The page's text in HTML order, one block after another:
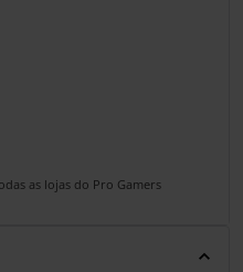
as lojas do Pro Gamers